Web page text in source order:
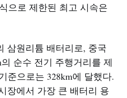
으로 제한된 최고 시속은
삼원리튬 배터리로, 중국
순수 전기 주행거리를 제
준으로는 328km에 달했다.
장에서 가장 큰 배터리 용